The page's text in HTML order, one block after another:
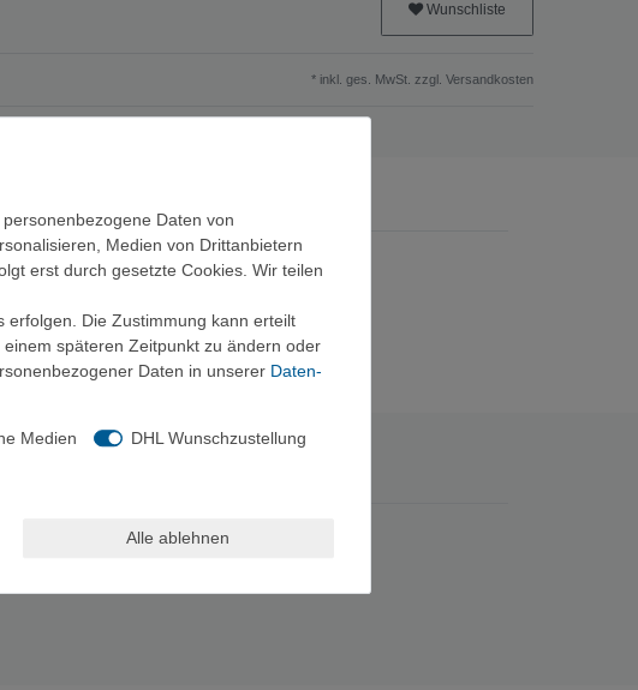
Wunschliste
* inkl. ges. MwSt. zzgl. Versandkosten
Daten von
Medien von Drittanbietern
erst durch gesetzte Cookies. Wir teilen
erfolgen. Die Zustimmung kann erteilt
späteren Zeitpunkt zu ändern oder
Daten in unserer Daten­
Medien DHL Wunschzustellung
Alle ablehnen